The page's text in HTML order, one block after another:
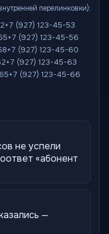
перелинковки):
+7 (927) 123-45-53
+7 (927) 123-45-56
+7 (927) 123-45-60
+7 (927) 123-45-63
+7 (927) 123-45-66
не успели
«абонент
—